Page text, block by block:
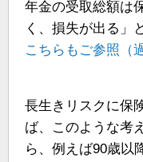
年金の受取総額は
く、損失が出る」
こちらもご参照（
長生きリスクに保
ば、このような考
ら、例えば90歳以